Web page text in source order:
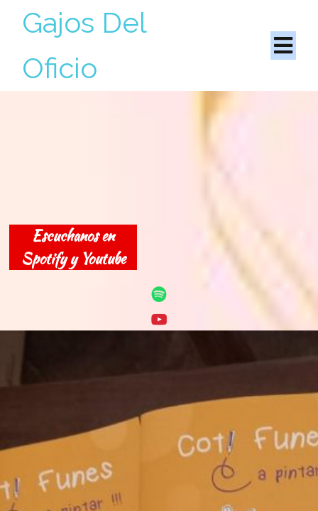
Gajos Del
Oficio
Escuchanos en
Spotify y Youtube